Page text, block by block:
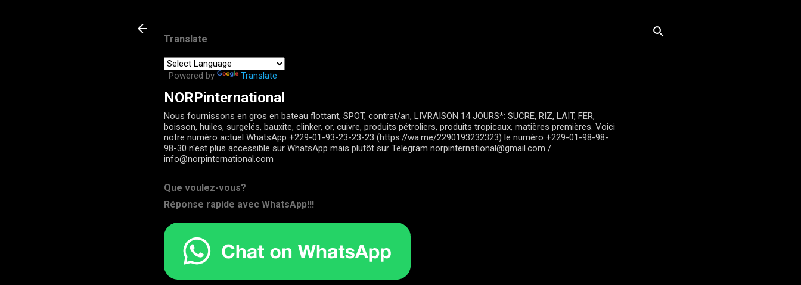
Translate
Powered by Translate
NORPinternational
Nous fournissons en gros en bateau flottant, SPOT, contrat/an, LIVRAISON 14 JOURS*: SUCRE, RIZ, LAIT, FER,
boisson, huiles, surgelés, bauxite, clinker, or, cuivre, produits pétroliers, produits tropicaux, matières premières. Voici
notre numéro actuel WhatsApp +229-01-93-23-23-23 (https://wa.me/2290193232323) le numéro +229-01-98-98-
98-30 n'est plus accessible sur WhatsApp mais plutôt sur Telegram norpinternational@gmail.com /
info@norpinternational.com
Que voulez-vous?
Réponse rapide avec WhatsApp!!!